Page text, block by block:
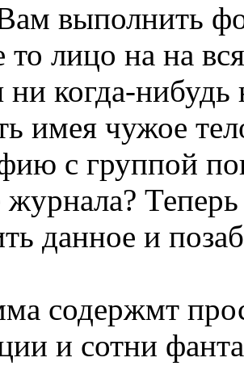
выполнить
то лицо на на
ни когда-
имея чужое
с группой
данное и
содержмт
и сотни